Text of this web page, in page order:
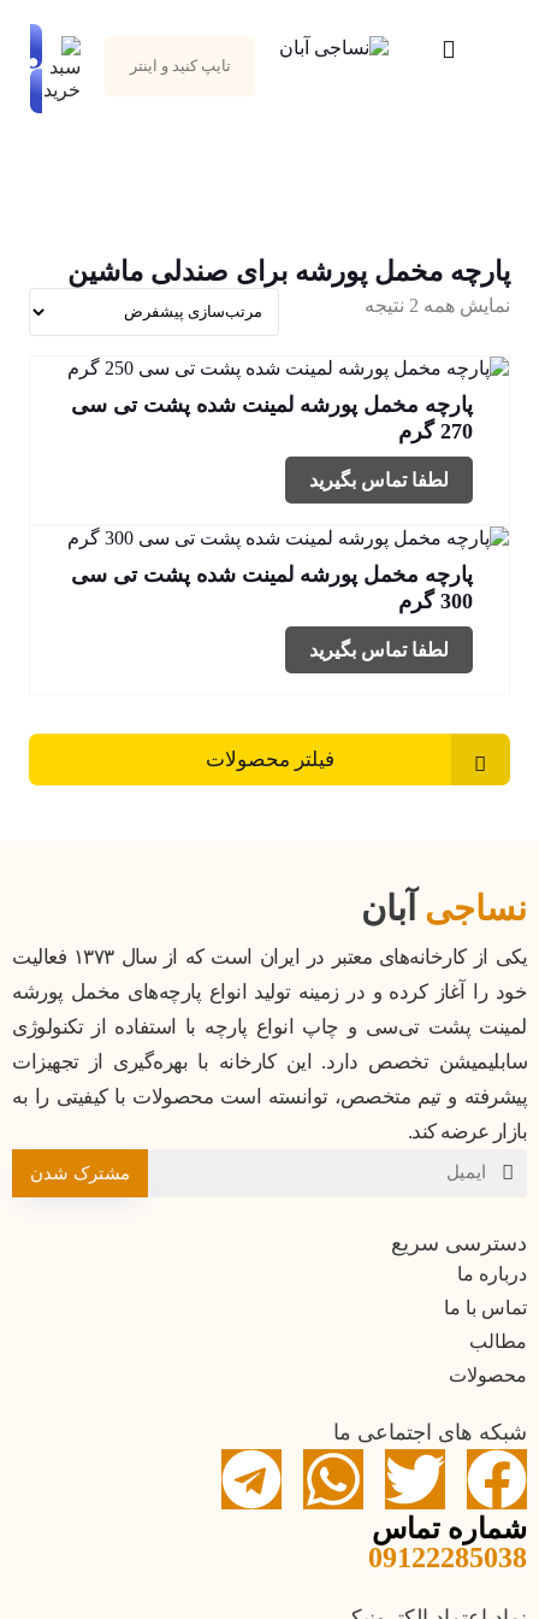
پارچه مخمل پورشه برای صندلی ماشین
نمایش همه 2 نتیجه
پارچه مخمل پورشه لمینت شده پشت تی سی
270 گرم
لطفا تماس بگیرید
پارچه مخمل پورشه لمینت شده پشت تی سی
300 گرم
لطفا تماس بگیرید
فیلتر محصولات
نساجی آبان
یکی از کارخانه‌های معتبر در ایران است که از سال ۱۳۷۳ فعالیت
خود را آغاز کرده و در زمینه تولید انواع پارچه‌های مخمل پورشه
لمینت پشت تی‌سی و چاپ انواع پارچه با استفاده از تکنولوژی
سابلیمیشن تخصص دارد. این کارخانه با بهره‌گیری از تجهیزات
پیشرفته و تیم متخصص، توانسته است محصولات با کیفیتی را به
بازار عرضه کند.
مشترک شدن
دسترسی سریع
درباره ما
تماس با ما
مطالب
محصولات
شبکه های اجتماعی ما
شماره تماس
09122285038